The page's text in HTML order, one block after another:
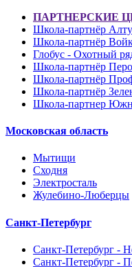
ПАРТНЕРСКИЕ
Школа-партнёр
Школа-партнёр
Глобус - Охотный
Школа-партнёр
Школа-партнёр
Школа-партнёр
Школа-партнер
Московская область
Мытищи
Сходня
Электросталь
Жулебино-Люберцы
Санкт-Петербург
Санкт-Петербург -
Санкт-Петербург -